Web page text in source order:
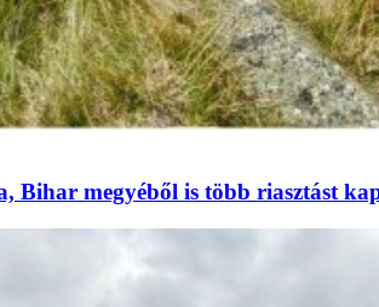
Bihar megyéből is több riasztást